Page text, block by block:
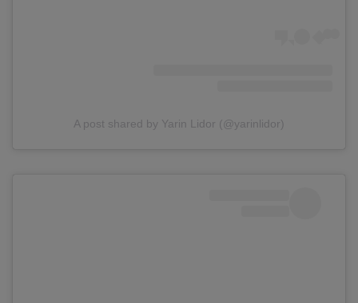
A post shared by Yarin Lidor (@yarinlidor)